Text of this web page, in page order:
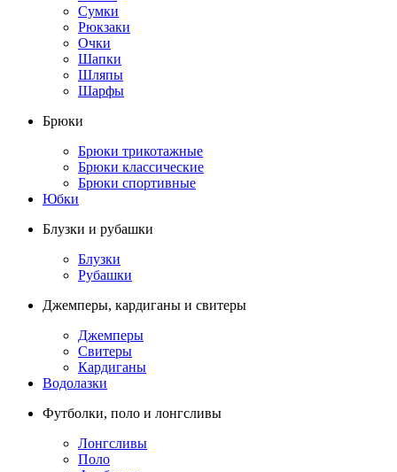
Сумки
Рюкзаки
Очки
Шапки
Шляпы
Шарфы
Брюки
Брюки трикотажные
Брюки классические
Брюки спортивные
Юбки
Блузки и рубашки
Блузки
Рубашки
Джемперы, кардиганы и свитеры
Джемперы
Свитеры
Кардиганы
Водолазки
Футболки, поло и лонгсливы
Лонгсливы
Поло